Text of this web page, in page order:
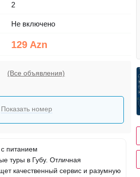
2
Не включено
129 Azn
(Все объявления)
Показать номер
питанием
туры в Губу. Отличная
качественный сервис и разумную